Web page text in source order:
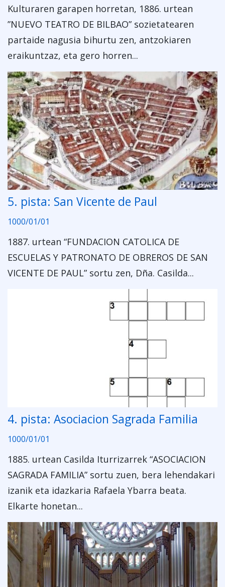
Kulturaren garapen horretan, 1886. urtean
”NUEVO TEATRO DE BILBAO” sozietatearen
partaide nagusia bihurtu zen, antzokiaren
eraikuntzaz, eta gero horren...
5. pista: San Vicente de Paul
1000/01/01
1887. urtean “FUNDACION CATOLICA DE
ESCUELAS Y PATRONATO DE OBREROS DE SAN
VICENTE DE PAUL” sortu zen, Dña. Casilda...
4. pista: Asociacion Sagrada Familia
1000/01/01
1885. urtean Casilda Iturrizarrek “ASOCIACION
SAGRADA FAMILIA” sortu zuen, bera lehendakari
izanik eta idazkaria Rafaela Ybarra beata.
Elkarte honetan...